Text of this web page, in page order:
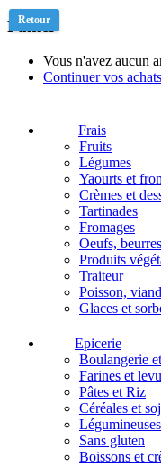
Panier
Vous n'avez aucun
Continuer vos achats
Frais
Fruits
Légumes
Yaourts et
Crèmes et
Tartinades
Fromages
Oeufs,
Produits
Traiteur
Poisson,
Glaces et
Epicerie
Boulangerie
Farines et
Pâtes et Riz
Céréales et
Sans gluten
Boissons et
Retour